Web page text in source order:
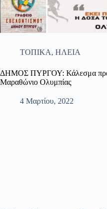
ΤΟΠΙΚΑ, ΗΛΕΙΑ
ΔΗΜΟΣ ΠΥΡΓΟΥ: Κάλεσμα προς
Μαραθώνιο Ολυμπίας
4 Μαρτίου, 2022